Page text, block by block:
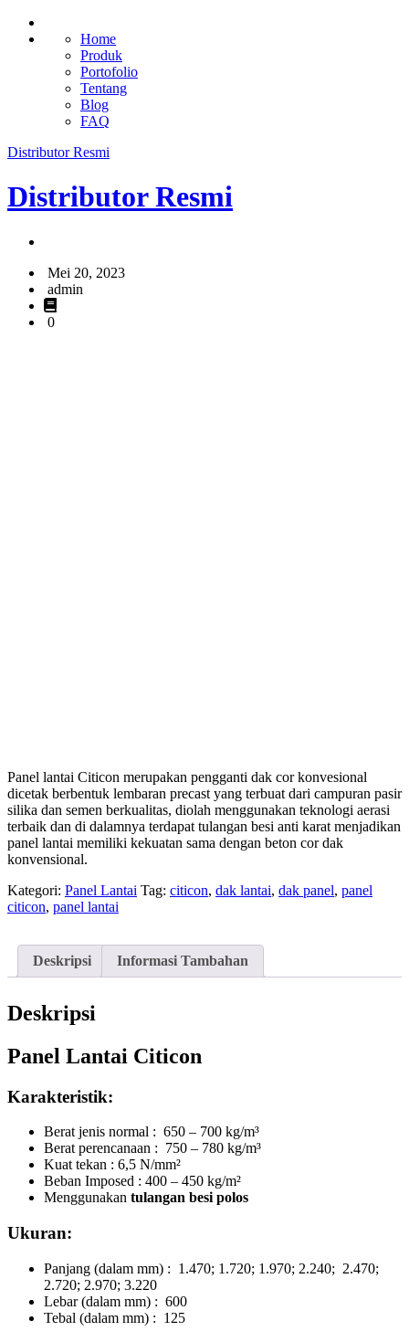
Home
Produk
Portofolio
Tentang
Blog
FAQ
Distributor Resmi
Distributor Resmi
Mei 20, 2023
admin
0
Panel lantai Citicon merupakan pengganti dak cor konvesional
dicetak berbentuk lembaran precast yang terbuat dari campuran pasir
silika dan semen berkualitas, diolah menggunakan teknologi aerasi
terbaik dan di dalamnya terdapat tulangan besi anti karat menjadikan
panel lantai memiliki kekuatan sama dengan beton cor dak
konvensional.
Kategori: Panel Lantai Tag: citicon, dak lantai, dak panel, panel
citicon, panel lantai
Deskripsi Informasi Tambahan
Deskripsi
Panel Lantai Citicon
Karakteristik:
Berat jenis normal : 650 – 700 kg/m³
Berat perencanaan : 750 – 780 kg/m³
Kuat tekan : 6,5 N/mm²
Beban Imposed : 400 – 450 kg/m²
Menggunakan tulangan besi polos
Ukuran:
Panjang (dalam mm) : 1.470; 1.720; 1.970; 2.240; 2.470;
2.720; 2.970; 3.220
Lebar (dalam mm) : 600
Tebal (dalam mm) : 125